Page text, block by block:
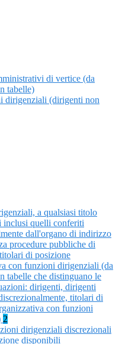
di vertice (da
tabelle)
dirigenziali (dirigenti non
a qualsiasi titolo
inclusi quelli conferiti
dall'organo di indirizzo
procedure pubbliche di
di posizione
con funzioni dirigenziali (da
tabelle che distinguano le
dirigenti, dirigenti
titolari di
con funzioni
2
dirigenziali discrezionali
disponibili